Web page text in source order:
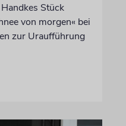
Stück
von morgen« bei
zur Uraufführung